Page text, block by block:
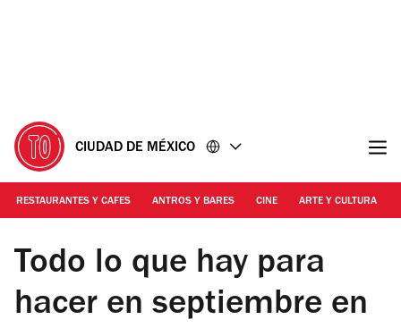
CIUDAD DE MÉXICO
RESTAURANTES Y CAFES ANTROS Y BARES CINE ARTE Y CULTURA
Foto: Mariana Guillén
Todo lo que hay para
hacer en septiembre en